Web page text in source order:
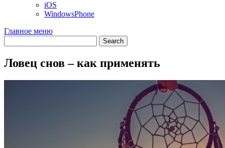
iOS
WindowsPhone
Главное меню
Ловец снов – как применять